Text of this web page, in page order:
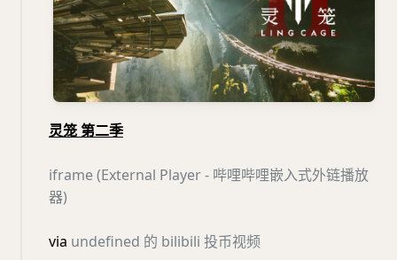
灵笼 第二季
iframe (External Player - 哔哩哔哩嵌入式外链播放
器)
via undefined 的 bilibili 投币视频